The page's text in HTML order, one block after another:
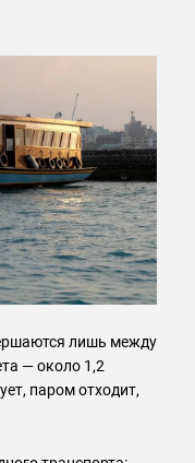
лишь между
— около 1,2
паром отходит,